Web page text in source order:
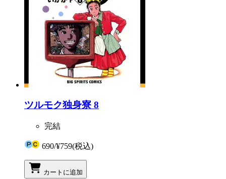
ツルモク独身寮 8
完結
690/¥759(税込)
カートに追加